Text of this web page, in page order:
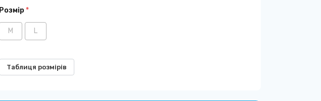
Розмір*
M L
Таблиця розмірів